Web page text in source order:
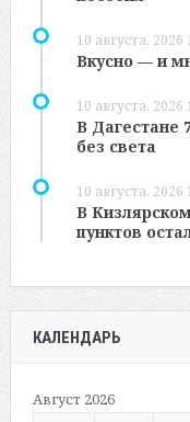
10 августа, 2026
Вкусно — и
10 августа, 2026
В Дагестане
без света
10 августа, 2026
В
пунктов
КАЛЕНДАРЬ
Август 2026